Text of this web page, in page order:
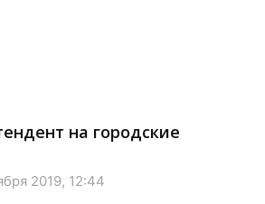
на городские
2019, 12:44